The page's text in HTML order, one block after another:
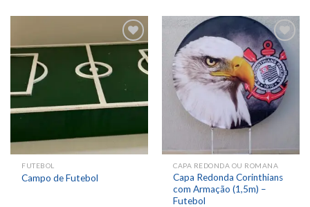
Add to
wishlist
FUTEBOL
Campo de Futebol
Add to
wishlist
CAPA REDONDA OU ROMANA
Capa Redonda Corinthians
com Armação (1,5m) –
Futebol